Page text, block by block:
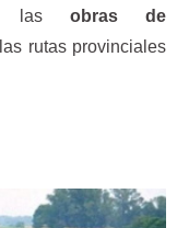
las obras de
rutas provinciales